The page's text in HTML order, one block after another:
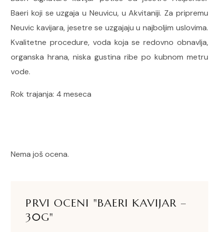
Baeri koji se uzgaja u Neuvicu, u Akvitaniji. Za pripremu
Neuvic kavijara, jesetre se uzgajaju u najboljim uslovima.
Kvalitetne procedure, voda koja se redovno obnavlja,
organska hrana, niska gustina ribe po kubnom metru
vode.
Rok trajanja: 4 meseca
Nema još ocena.
PRVI OCENI "BAERI KAVIJAR –
30G"